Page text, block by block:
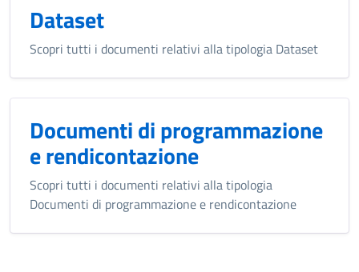
Dataset
Scopri tutti i documenti relativi alla tipologia Dataset
Documenti di programmazione
e rendicontazione
Scopri tutti i documenti relativi alla tipologia
Documenti di programmazione e rendicontazione